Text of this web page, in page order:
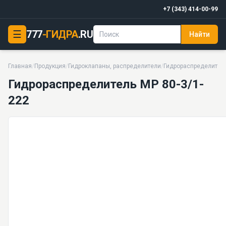
+7 (343) 414-00-99
☰ 777-ГИДРА.RU Найти
Главная/ Продукция/ Гидроклапаны, распределители/
Гидрораспределитель МР 80-3/1-222
Гидрораспределитель МР 80-3/1-
222